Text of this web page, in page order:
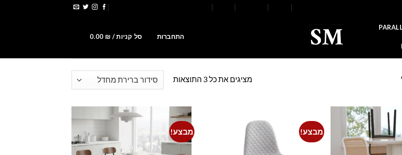
התחברות סל קניות / 0.00 ₪
מציגים את כל ⁦3⁩ התוצאות
Add to
wishlist
מבצע! מבצע!
Add to
wishlist